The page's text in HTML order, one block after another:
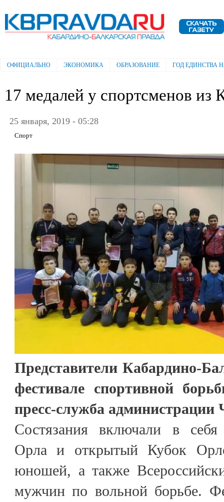
Электронная газета "Кабардино-
Балкарская правда"
Главное меню
ОФИЦИАЛЬНО ЭКОНОМИКА ОБРАЗОВАНИЕ ГОД ЕДИНСТВА
17 медалей у спортсменов из
25 января, 2019 - 05:28
Спорт
Представители Кабардино-
фестивале спортивной
пресс-служба администрации
Состязания включали в себя
Орла и открытый Кубок
юношей, а также
мужчин по вольной борьбе.